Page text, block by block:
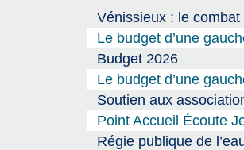
Vénissieux : le combat
Le budget d’une
Budget 2026
Le budget d’une
Soutien aux
Point Accueil Écoute
Régie publique de